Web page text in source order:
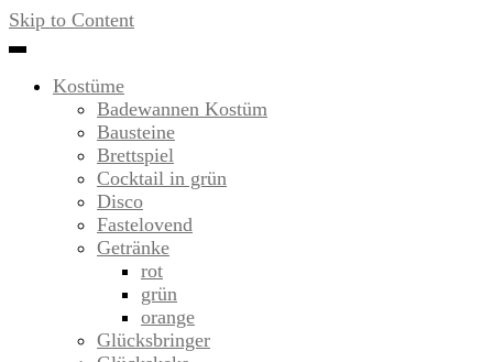
Skip to Content
Kostüme
Badewannen Kostüm
Bausteine
Brettspiel
Cocktail in grün
Disco
Fastelovend
Getränke
rot
grün
orange
Glücksbringer